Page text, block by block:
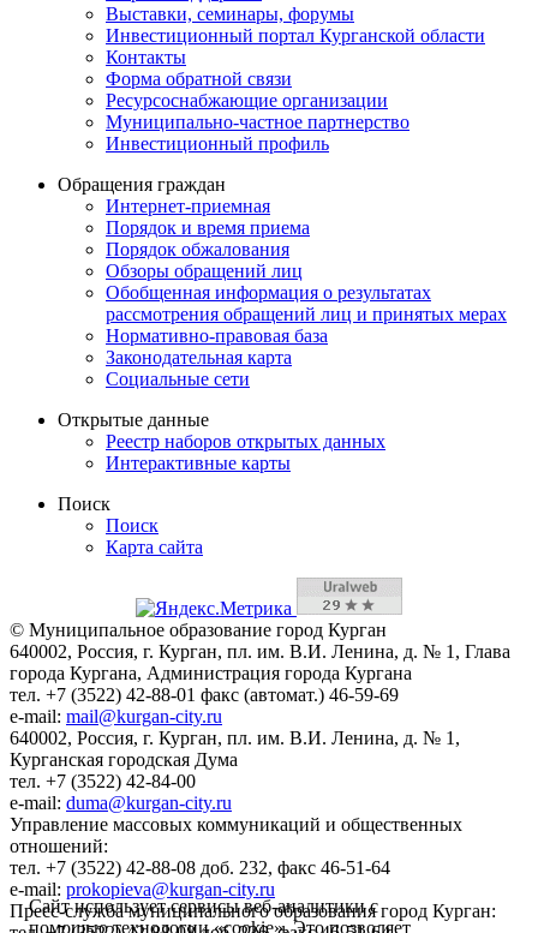
Выставки, семинары, форумы
Инвестиционный портал Курганской области
Контакты
Форма обратной связи
Ресурсоснабжающие организации
Муниципально-частное партнерство
Инвестиционный профиль
Обращения граждан
Интернет-приемная
Порядок и время приема
Порядок обжалования
Обзоры обращений лиц
Обобщенная информация о результатах
рассмотрения обращений лиц и принятых мерах
Нормативно-правовая база
Законодательная карта
Социальные сети
Открытые данные
Реестр наборов открытых данных
Интерактивные карты
Поиск
Поиск
Карта сайта
© Муниципальное образование город Курган
640002, Россия, г. Курган, пл. им. В.И. Ленина, д. № 1, Глава
города Кургана, Администрация города Кургана
тел. +7 (3522) 42-88-01 факс (автомат.) 46-59-69
e-mail: mail@kurgan-city.ru
640002, Россия, г. Курган, пл. им. В.И. Ленина, д. № 1,
Курганская городская Дума
тел. +7 (3522) 42-84-00
e-mail: duma@kurgan-city.ru
Управление массовых коммуникаций и общественных
отношений:
тел. +7 (3522) 42-88-08 доб. 232, факс 46-51-64
e-mail: prokopieva@kurgan-city.ru
Пресс-служба муниципального образования город Курган:
Сайт использует сервисы веб-аналитики с
помощью технологии «cookie». Это позволяет